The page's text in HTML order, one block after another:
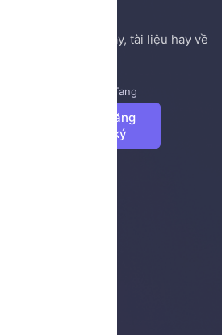
nền tảng, sách hay, tài liệu hay về
tức mới nhất từ NenTang
Đăng
ký